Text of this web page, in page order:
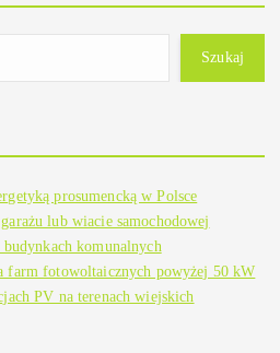
Szukaj
prosumencką w Polsce
lub wiacie samochodowej
komunalnych
farm fotowoltaicznych powyżej 50 kW
PV na terenach wiejskich